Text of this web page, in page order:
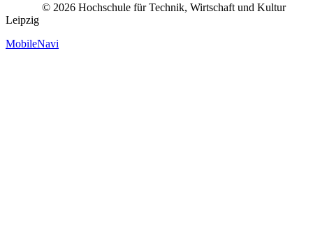
© 2026 Hochschule für Technik, Wirtschaft und Kultur
Leipzig
MobileNavi